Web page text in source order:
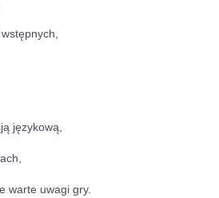
językową,
warte uwagi gry.